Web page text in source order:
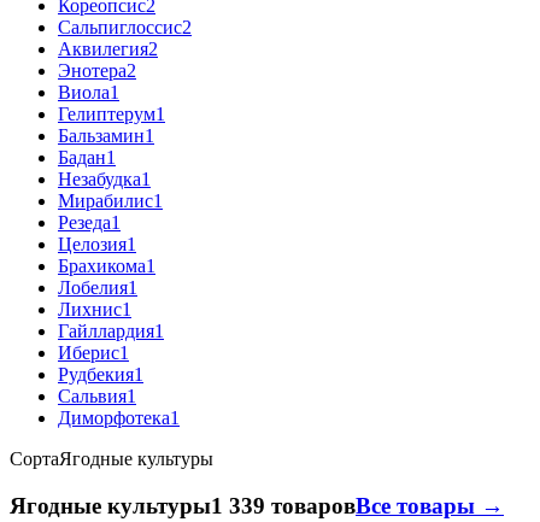
Кореопсис2
Сальпиглоссис2
Аквилегия2
Энотера2
Виола1
Гелиптерум1
Бальзамин1
Бадан1
Незабудка1
Мирабилис1
Резеда1
Целозия1
Брахикома1
Лобелия1
Лихнис1
Гайллардия1
Иберис1
Рудбекия1
Сальвия1
Диморфотека1
СортаЯгодные культуры
Ягодные культуры1 339 товаровВсе товары →